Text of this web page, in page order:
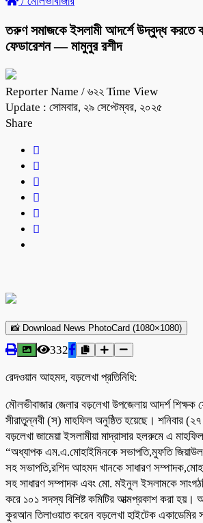
তরুণ সমাজকে ইসলামী আদর্শে উদ্বুদ্ধ করতে
ফেডারেশন — মামুনুর রশীদ
Reporter Name / ৬২২ Time View
Update : সোমবার, ২৯ সেপ্টেম্বর, ২০২৫
Share
📸 Download News PhotoCard (1080×1080)
332
রেদওয়ান আহমদ, বড়লেখা প্রতিনিধি:
মৌলভীবাজার জেলার বড়লেখা উপজেলায় আদর্শ শিক্ষক
সীরাতুন্নবী (স) মাহফিল অনুষ্ঠিত হয়েছে। শনিবার
বড়লেখা জামেয়া ইসলামীয়া মাদ্রাসার হলরুমে এ
“অধ্যাপক এম.এ.মোহাইমিনকে সভাপতি,মুফতি
সহ সভাপতি,রশিদ আহমদ খানকে সাধারণ
সহ সাধারণ সম্পাদক এবং মো. মইনুল ইসলামকে
করে ১০১ সদস্য বিশিষ্ট কমিটির আত্মপ্রকাশ করা হয়।
কুরআন তিলাওয়াত করেন বড়লেখা হাইটেক একাডেমির